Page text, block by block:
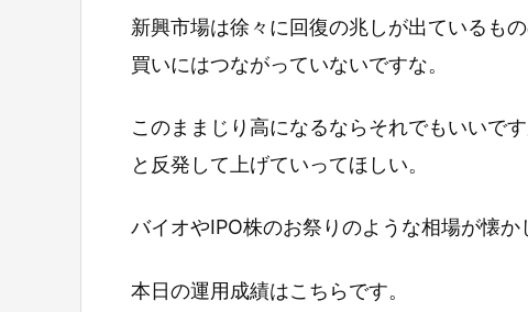
新興市場は徐々に回復の兆しが出ているも
買いにはつながっていないですな。
このままじり高になるならそれでもいいで
と反発して上げていってほしい。
バイオやIPO株のお祭りのような相場が懐か
本日の運用成績はこちらです。